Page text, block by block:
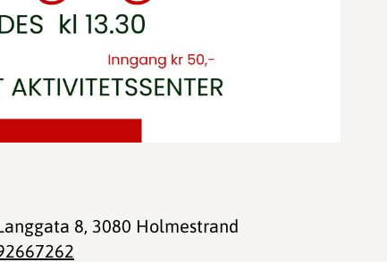
8, 3080 Holmestrand